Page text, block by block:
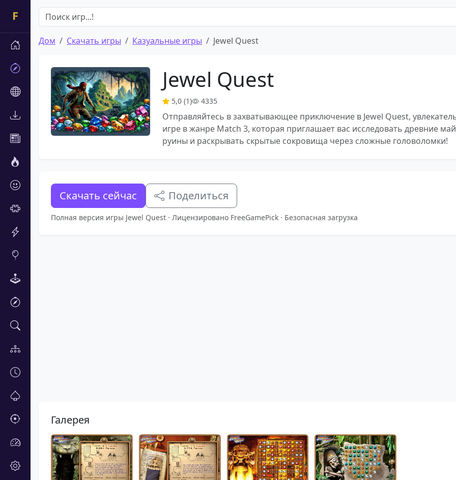
Дом Скачать игры Казуальные игры Jewel Quest
Jewel Quest
5,0 (1) 4335
Отправляйтесь в захватывающее приключение в Jewel Quest,
игре в жанре Match 3, которая приглашает вас исследовать древние
руины и раскрывать скрытые сокровища через сложные головоломки!
Скачать сейчас Поделиться
Полная версия игры Jewel Quest · Лицензировано FreeGamePick · Безопасная загрузка
Галерея